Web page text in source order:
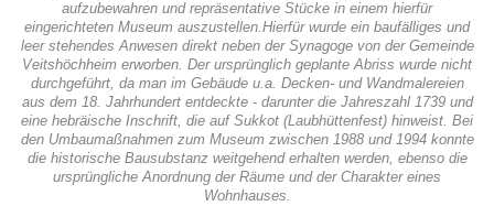
aufzubewahren und repräsentative Stücke in einem hierfür
eingerichteten Museum auszustellen.Hierfür wurde ein baufälliges und
leer stehendes Anwesen direkt neben der Synagoge von der Gemeinde
Veitshöchheim erworben. Der ursprünglich geplante Abriss wurde nicht
durchgeführt, da man im Gebäude u.a. Decken- und Wandmalereien
aus dem 18. Jahrhundert entdeckte - darunter die Jahreszahl 1739 und
eine hebräische Inschrift, die auf Sukkot (Laubhüttenfest) hinweist. Bei
den Umbaumaßnahmen zum Museum zwischen 1988 und 1994 konnte
die historische Bausubstanz weitgehend erhalten werden, ebenso die
ursprüngliche Anordnung der Räume und der Charakter eines
Wohnhauses.